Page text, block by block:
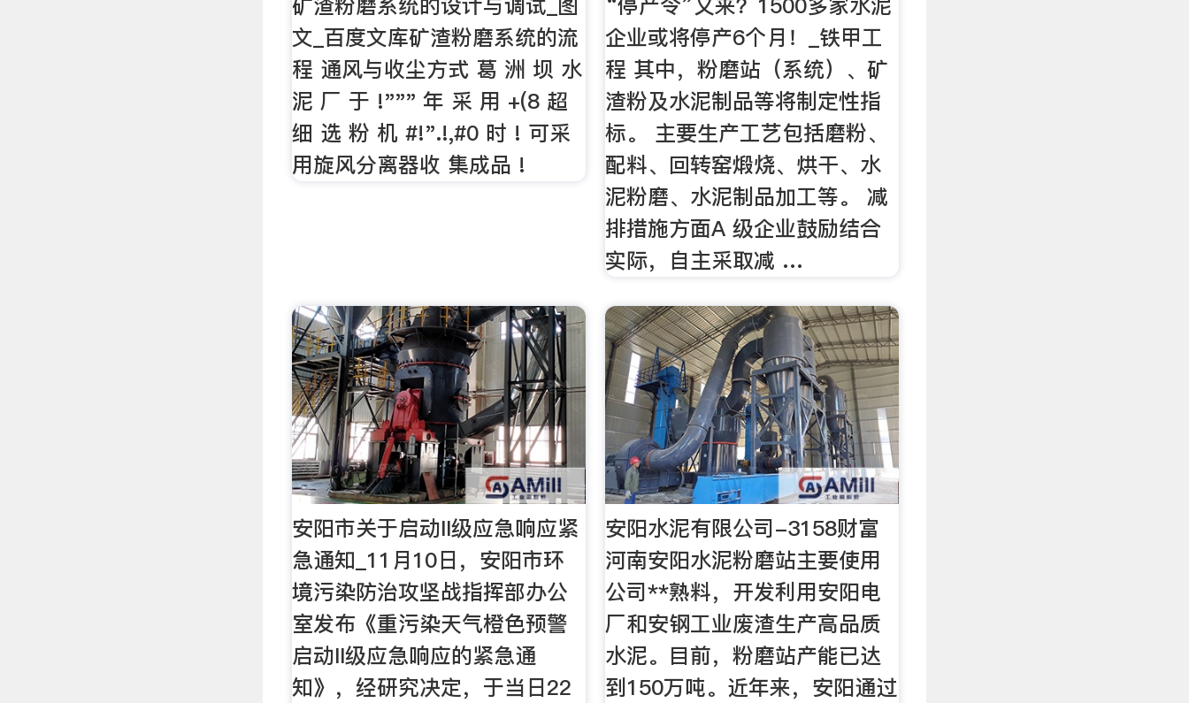
文_百度文库矿渣粉磨系统的流
程 通风与收尘方式 葛 洲 坝 水
泥 厂 于 !""" 年 采 用 +(8 超
细 选 粉 机 #!".!,#0 时 ! 可采
用旋风分离器收 集成品 !
企业或将停产6个月！_铁甲工
程 其中，粉磨站（系统）、矿
渣粉及水泥制品等将制定性指
标。 主要生产工艺包括磨粉、
配料、回转窑煅烧、烘干、水
泥粉磨、水泥制品加工等。 减
排措施方面A 级企业鼓励结合
实际，自主采取减 …
安阳市关于启动II级应急响应紧
急通知_11月10日，安阳市环
境污染防治攻坚战指挥部办公
室发布《重污染天气橙色预警
启动II级应急响应的紧急通
知》，经研究决定，于当日22
安阳水泥有限公司-3158财富
河南安阳水泥粉磨站主要使用
公司**熟料，开发利用安阳电
厂和安钢工业废渣生产高品质
水泥。目前，粉磨站产能已达
到150万吨。近年来，安阳通过